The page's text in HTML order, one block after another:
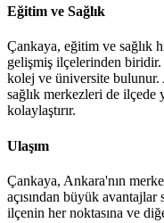
Eğitim ve Sağlık
Çankaya, eğitim ve sağlık
gelişmiş ilçelerinden
kolej ve üniversite bulunur.
sağlık merkezleri de
kolaylaştırır.
Ulaşım
Çankaya, Ankara'nın
açısından büyük
ilçenin her noktasına ve